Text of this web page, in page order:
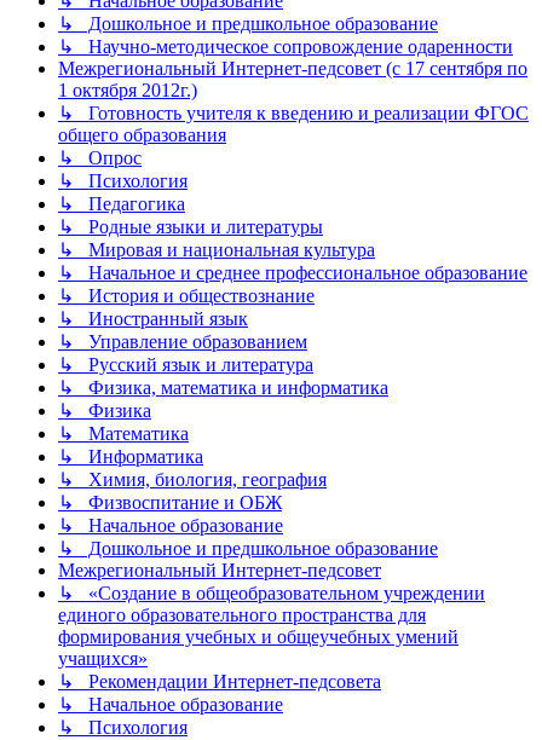
↳ Дошкольное и предшкольное образование
↳ Научно-методическое сопровождение одаренности
Межрегиональный Интернет-педсовет (с 17 сентября по
1 октября 2012г.)
↳ Готовность учителя к введению и реализации ФГОС
общего образования
↳ Опрос
↳ Психология
↳ Педагогика
↳ Родные языки и литературы
↳ Мировая и национальная культура
↳ Начальное и среднее профессиональное образование
↳ История и обществознание
↳ Иностранный язык
↳ Управление образованием
↳ Русский язык и литература
↳ Физика, математика и информатика
↳ Физика
↳ Математика
↳ Информатика
↳ Химия, биология, география
↳ Физвоспитание и ОБЖ
↳ Начальное образование
↳ Дошкольное и предшкольное образование
Межрегиональный Интернет-педсовет
↳ «Создание в общеобразовательном учреждении
единого образовательного пространства для
формирования учебных и общеучебных умений
учащихся»
↳ Рекомендации Интернет-педсовета
↳ Начальное образование
↳ Психология